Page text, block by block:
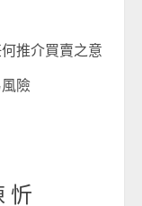
推介買賣之意
險
忻